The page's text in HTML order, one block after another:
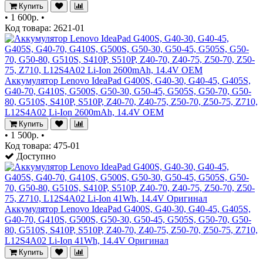
Купить
• 1 600р. •
Код товара: 2621-01
Аккумулятор Lenovo IdeaPad G400S, G40-30, G40-45, G405S,
G40-70, G410S, G500S, G50-30, G50-45, G505S, G50-70, G50-
80, G510S, S410P, S510P, Z40-70, Z40-75, Z50-70, Z50-75, Z710,
L12S4A02 Li-Ion 2600mAh, 14.4V OEM
Купить
• 1 500р. •
Код товара: 475-01
Доступно
Аккумулятор Lenovo IdeaPad G400S, G40-30, G40-45, G405S,
G40-70, G410S, G500S, G50-30, G50-45, G505S, G50-70, G50-
80, G510S, S410P, S510P, Z40-70, Z40-75, Z50-70, Z50-75, Z710,
L12S4A02 Li-Ion 41Wh, 14.4V Оригинал
Купить